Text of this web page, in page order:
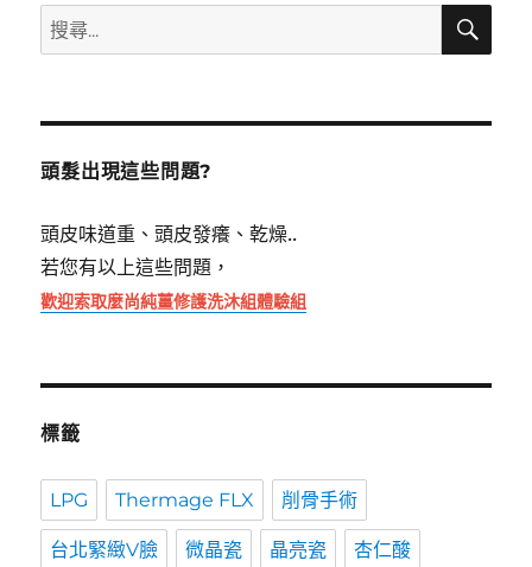
搜
尋
鍵
搜
頭髮出現這些問題?
頭皮味道重、頭皮發癢、乾燥..
若您有以上這些問題，
歡迎索取麼尚純薑修護洗沐組體驗組
標籤
LPG Thermage FLX 削骨手術
台北緊緻V臉 微晶瓷 晶亮瓷 杏仁酸